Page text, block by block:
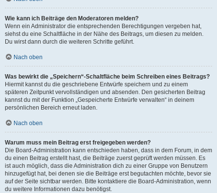
Wie kann ich Beiträge den Moderatoren melden?
Wenn ein Administrator die entsprechenden Berechtigungen vergeben hat,
siehst du eine Schaltfläche in der Nähe des Beitrags, um diesen zu melden.
Du wirst dann durch die weiteren Schritte geführt.
Nach oben
Was bewirkt die „Speichern“-Schaltfläche beim Schreiben eines Beitrags?
Hiermit kannst du die geschriebene Entwürfe speichern und zu einem
späteren Zeitpunkt vervollständigen und absenden. Den gesicherten Beitrag
kannst du mit der Funktion „Gespeicherte Entwürfe verwalten“ in deinem
persönlichen Bereich erneut laden.
Nach oben
Warum muss mein Beitrag erst freigegeben werden?
Die Board-Administration kann entschieden haben, dass in dem Forum, in dem
du einen Beitrag erstellt hast, die Beiträge zuerst geprüft werden müssen. Es
ist auch möglich, dass die Administration dich zu einer Gruppe von Benutzern
hinzugefügt hat, bei denen sie die Beiträge erst begutachten möchte, bevor sie
auf der Seite sichtbar werden. Bitte kontaktiere die Board-Administration, wenn
du weitere Informationen dazu benötigst.